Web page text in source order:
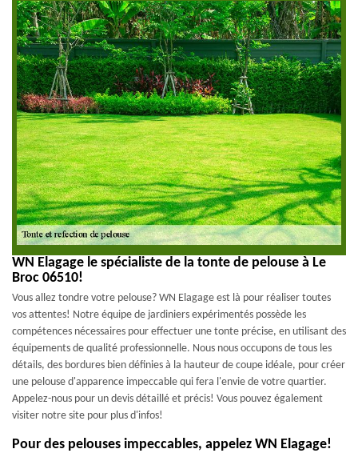
WN Elagage le spécialiste de la tonte de pelouse à Le
Broc 06510!
Vous allez tondre votre pelouse? WN Elagage est là pour réaliser toutes
vos attentes! Notre équipe de jardiniers expérimentés possède les
compétences nécessaires pour effectuer une tonte précise, en utilisant des
équipements de qualité professionnelle. Nous nous occupons de tous les
détails, des bordures bien définies à la hauteur de coupe idéale, pour créer
une pelouse d'apparence impeccable qui fera l'envie de votre quartier.
Appelez-nous pour un devis détaillé et précis! Vous pouvez également
visiter notre site pour plus d'infos!
Pour des pelouses impeccables, appelez WN Elagage!